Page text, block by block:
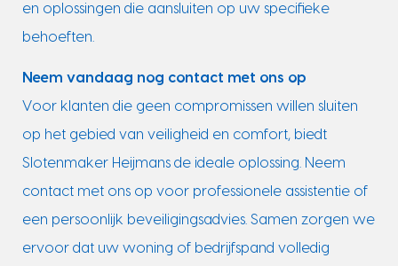
en oplossingen die aansluiten op uw specifieke
behoeften.
Neem vandaag nog contact met ons op
Voor klanten die geen compromissen willen sluiten
op het gebied van veiligheid en comfort, biedt
Slotenmaker Heijmans de ideale oplossing. Neem
contact met ons op voor professionele assistentie of
een persoonlijk beveiligingsadvies. Samen zorgen we
ervoor dat uw woning of bedrijfspand volledig